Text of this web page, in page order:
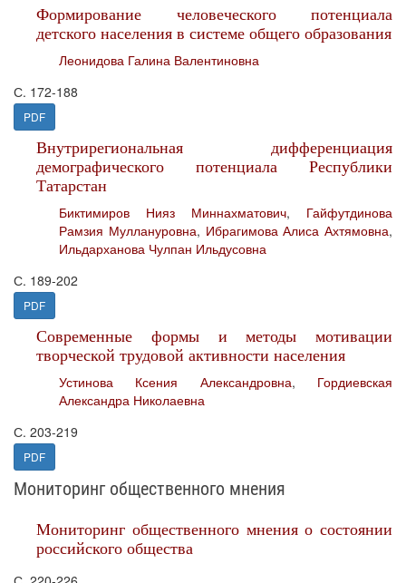
Формирование человеческого потенциала
детского населения в системе общего образования
Леонидова Галина Валентиновна
С. 172-188
PDF
Внутрирегиональная дифференциация
демографического потенциала Республики
Татарстан
Биктимиров Нияз Миннахматович, Гайфутдинова
Рамзия Муллануровна, Ибрагимова Алиса Ахтямовна,
Ильдарханова Чулпан Ильдусовна
С. 189-202
PDF
Современные формы и методы мотивации
творческой трудовой активности населения
Устинова Ксения Александровна, Гордиевская
Александра Николаевна
С. 203-219
PDF
Мониторинг общественного мнения
Мониторинг общественного мнения о состоянии
российского общества